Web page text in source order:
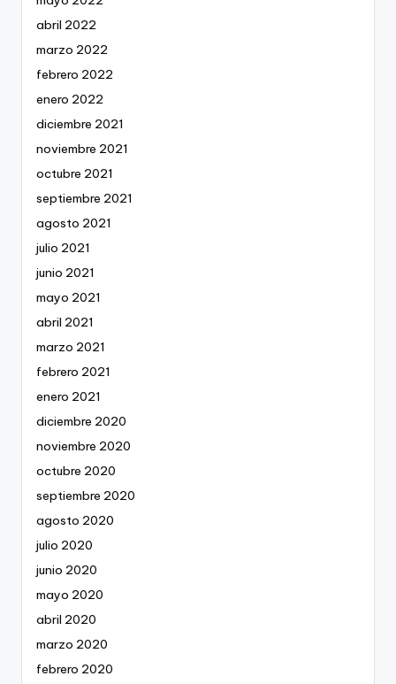
abril 2022
marzo 2022
febrero 2022
enero 2022
diciembre 2021
noviembre 2021
octubre 2021
septiembre 2021
agosto 2021
julio 2021
junio 2021
mayo 2021
abril 2021
marzo 2021
febrero 2021
enero 2021
diciembre 2020
noviembre 2020
octubre 2020
septiembre 2020
agosto 2020
julio 2020
junio 2020
mayo 2020
abril 2020
marzo 2020
febrero 2020